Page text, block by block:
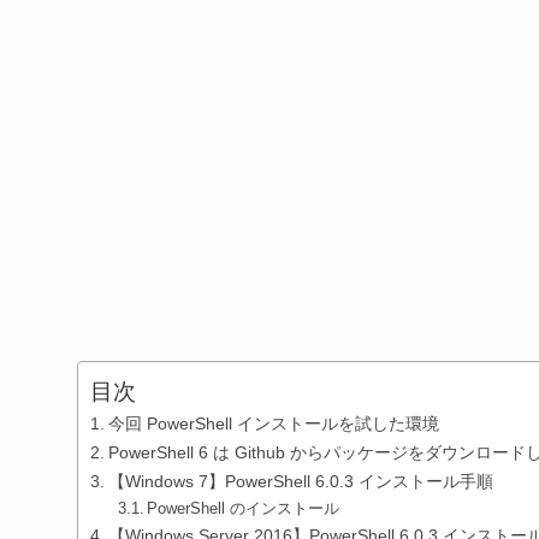
目次
今回 PowerShell インストールを試した環境
PowerShell 6 は Github からパッケージをダウンロード
【Windows 7】PowerShell 6.0.3 インストール手順
PowerShell のインストール